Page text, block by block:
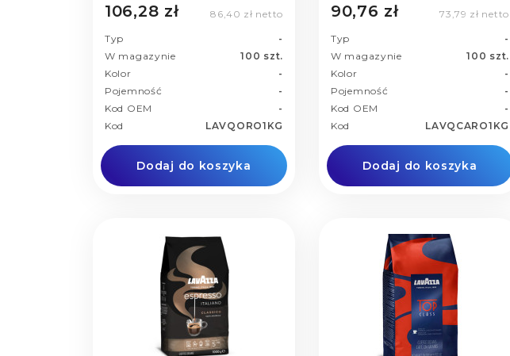
106,28 zł 86,40 zł netto
Typ
-
W magazynie
100 szt.
Kolor
-
Pojemność
-
Kod OEM
-
Kod
LAVQORO1KG
Dodaj do koszyka
90,76 zł 73,79 zł netto
Typ
-
W magazynie
100 szt.
Kolor
-
Pojemność
-
Kod OEM
-
Kod
LAVQCARO1KG
Dodaj do koszyka